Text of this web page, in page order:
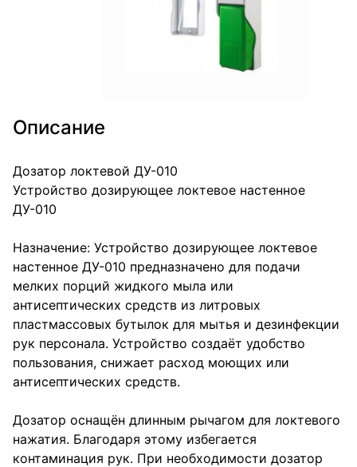
Описание
Дозатор локтевой ДУ-010
Устройство дозирующее локтевое настенное
ДУ-010
Назначение: Устройство дозирующее локтевое
настенное ДУ-010 предназначено для подачи
мелких порций жидкого мыла или
антисептических средств из литровых
пластмассовых бутылок для мытья и дезинфекции
рук персонала. Устройство создаёт удобство
пользования, снижает расход моющих или
антисептических средств.
Дозатор оснащён длинным рычагом для локтевого
нажатия. Благодаря этому избегается
контаминация рук. При необходимости дозатор